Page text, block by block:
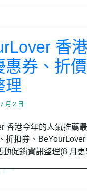
香
惠券、折
理
月 2 日
香港今年的人氣推薦
折扣券、BeYourLover
動促銷資訊整理(8 月